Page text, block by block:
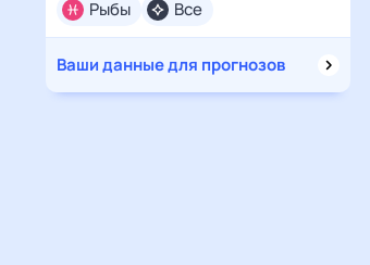
Все
Рыбы
Ваши данные для прогнозов